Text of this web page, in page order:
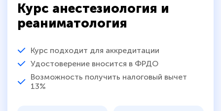
Курс анестезиология и
реаниматология
Курс подходит для аккредитации
Удостоверение вносится в ФРДО
Возможность получить налоговый вычет
13%